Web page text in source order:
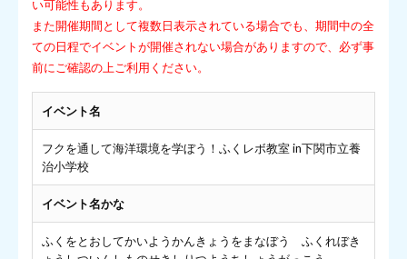
い可能性もあります。
また開催期間として複数日表示されている場合でも、期間中の全
ての日程でイベントが開催されない場合がありますので、必ず事
前にご確認の上ご利用ください。
イベント名
フクを通して海洋環境を学ぼう！ふくレボ教室 in下関市立養
治小学校
イベント名かな
ふくをとおしてかいようかんきょうをまなぼう ふくれぼき